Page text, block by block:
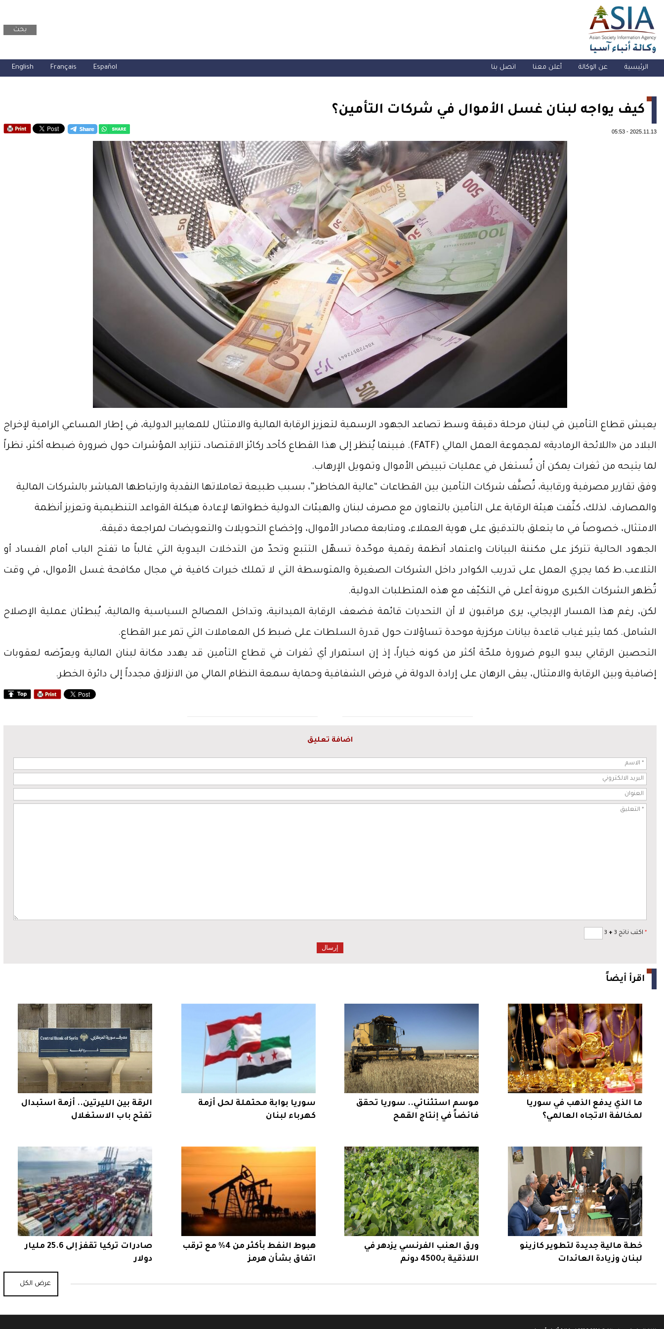
بحث
الرئيسية عن الوكالة أعلن معنا اتصل بنا English Français Español
كيف يواجه لبنان غسل الأموال في شركات التأمين؟
2025.11.13
-
05:53
يعيش قطاع التأمين في لبنان مرحلة دقيقة وسط تصاعد الجهود الرسمية لتعزيز الرقابة المالية والامتثال للمعايير الدولية، في إطار المساعي الرامية لإخراج
البلاد من «اللائحة الرمادية» لمجموعة العمل المالي (FATF). فبينما يُنظر إلى هذا القطاع كأحد ركائز الاقتصاد، تتزايد المؤشرات حول ضرورة ضبطه أكثر، نظراً
لما يتيحه من ثغرات يمكن أن تُستغل في عمليات تبييض الأموال وتمويل الإرهاب.
وفق تقارير مصرفية ورقابية، تُصنَّف شركات التأمين بين القطاعات “عالية المخاطر”، بسبب طبيعة تعاملاتها النقدية وارتباطها المباشر بالشركات المالية
والمصارف. لذلك، كثّفت هيئة الرقابة على التأمين بالتعاون مع مصرف لبنان والهيئات الدولية خطواتها لإعادة هيكلة القواعد التنظيمية وتعزيز أنظمة
الامتثال، خصوصاً في ما يتعلق بالتدقيق على هوية العملاء، ومتابعة مصادر الأموال، وإخضاع التحويلات والتعويضات لمراجعة دقيقة.
الجهود الحالية تتركز على مكننة البيانات واعتماد أنظمة رقمية موحّدة تسهّل التتبع وتحدّ من التدخلات اليدوية التي غالباً ما تفتح الباب أمام الفساد أو
التلاعب.ط كما يجري العمل على تدريب الكوادر داخل الشركات الصغيرة والمتوسطة التي لا تملك خبرات كافية في مجال مكافحة غسل الأموال، في وقت
تُظهر الشركات الكبرى مرونة أعلى في التكيّف مع هذه المتطلبات الدولية.
لكن، رغم هذا المسار الإيجابي، يرى مراقبون لا أن التحديات قائمة فضعف الرقابة الميدانية، وتداخل المصالح السياسية والمالية، يُبطئان عملية الإصلاح
الشامل. كما يثير غياب قاعدة بيانات مركزية موحدة تساؤلات حول قدرة السلطات على ضبط كل المعاملات التي تمر عبر القطاع.
التحصين الرقابي يبدو اليوم ضرورة ملحّة أكثر من كونه خياراً، إذ إن استمرار أي ثغرات في قطاع التأمين قد يهدد مكانة لبنان المالية ويعرّضه لعقوبات
إضافية وبين الرقابة والامتثال، يبقى الرهان على إرادة الدولة في فرض الشفافية وحماية سمعة النظام المالي من الانزلاق مجدداً إلى دائرة الخطر.
اضافة تعليق
* اكتب ناتج 3 +
اقرأ أيضاً
ما الذي يدفع الذهب في سوريا
لمخالفة الاتجاه العالمي؟
موسم استثنائي.. سوريا تحقق
فائضاً في إنتاج القمح
سوريا بوابة محتملة لحل أزمة
كهرباء لبنان
الرقة بين الليرتين.. أزمة استبدال
تفتح باب الاستغلال
خطة مالية جديدة لتطوير كازينو
لبنان وزيادة العائدات
ورق العنب الفرنسي يزدهر في
اللاذقية بـ4500 دونم
هبوط النفط بأكثر من 4% مع ترقب
اتفاق بشأن هرمز
صادرات تركيا تقفز إلى 25.6 مليار
دولار
عرض الكل